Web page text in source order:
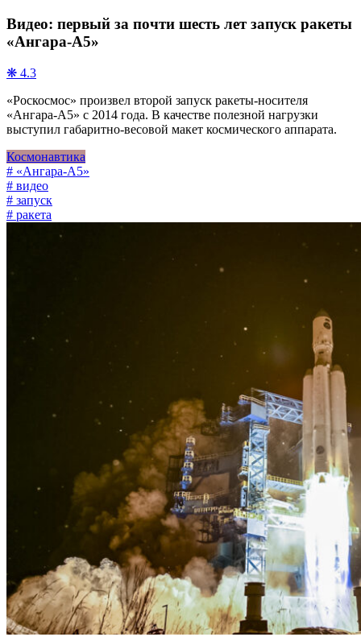
Видео: первый за почти шесть лет запуск ракеты
«Ангара-А5»
❋ 4.3
«Роскосмос» произвел второй запуск ракеты-носителя
«Ангара-А5» с 2014 года. В качестве полезной нагрузки
выступил габаритно-весовой макет космического аппарата.
Космонавтика
# «Ангара-А5»
# видео
# запуск
# ракета